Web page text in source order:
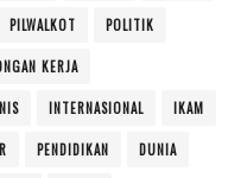
PILWALKOT POLITIK
KERJA
INTERNASIONAL IKAM
PENDIDIKAN DUNIA